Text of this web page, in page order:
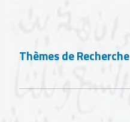
Thèmes de Recherche